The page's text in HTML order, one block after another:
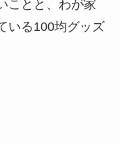
ことと、わが家
いる100均グッズ